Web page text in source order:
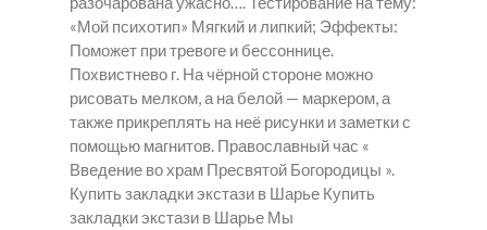
«Мой психотип» Мягкий и липкий; Эффекты:
Поможет при тревоге и бессоннице.
Похвистнево г. На чёрной стороне можно
рисовать мелком, а на белой — маркером, а
также прикреплять на неё рисунки и заметки с
помощью магнитов. Православный час «
Введение во храм Пресвятой Богородицы ».
Купить закладки экстази в Шарье Купить
закладки экстази в Шарье Мы